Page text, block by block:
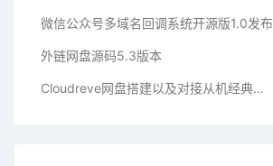
微信公众号多域名回调系统开源版1.0发布
外链网盘源码5.3版本
Cloudreve网盘搭建以及对接从机经典教程